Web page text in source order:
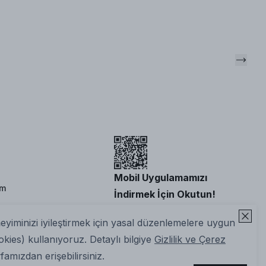
iyileştirmek için yasal düzenlemelere uygun
kullanıyoruz. Detaylı bilgiye Gizlilik ve Çerez
erişebilirsiniz.
Mobil Uygulamamızı
İndirmek İçin Okutun!